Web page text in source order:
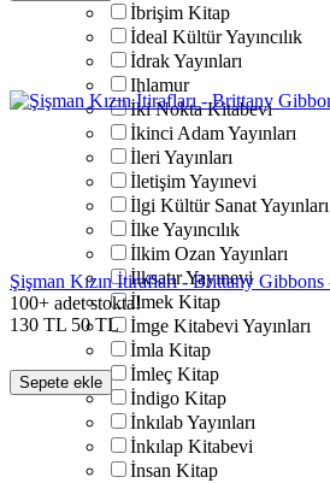
İbrişim Kitap
İdeal Kültür Yayıncılık
İdrak Yayınları
Ihlamur
İki Nokta Kitabevi
İkinci Adam Yayınları
İleri Yayınları
İletişim Yayınevi
İlgi Kültür Sanat Yayınları
İlke Yayıncılık
İlkim Ozan Yayınları
İlksatır Yayınevi
İlmek Kitap
İmge Kitabevi Yayınları
İmla Kitap
İmleç Kitap
İndigo Kitap
İnkılab Yayınları
İnkılap Kitabevi
İnsan Kitap
Şişman Kızın İtirafları - Brittany Gibbons
100+ adet stokta!
130 TL 50 TL
Sepete ekle